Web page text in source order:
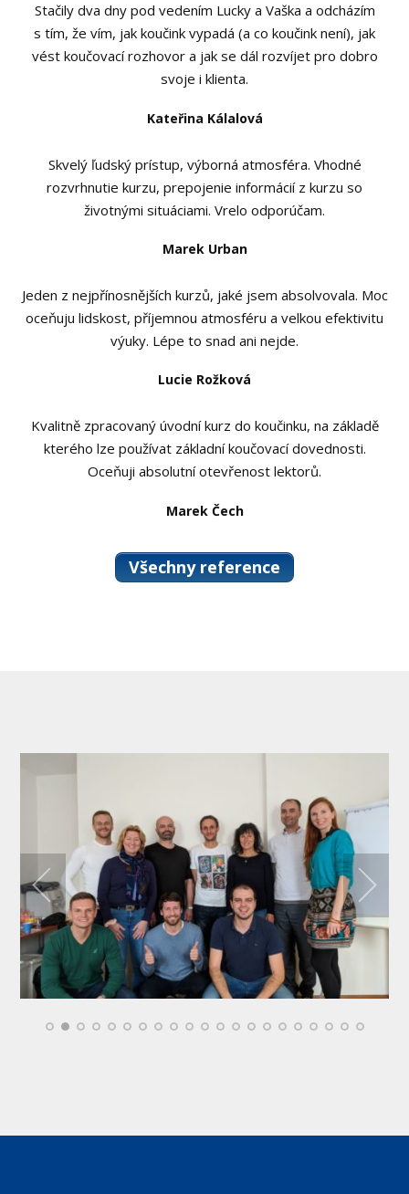
Stačily dva dny pod vedením Lucky a Vaška a odcházím
s tím, že vím, jak koučink vypadá (a co koučink není), jak
vést koučovací rozhovor a jak se dál rozvíjet pro dobro
svoje i klienta.
Kateřina Kálalová
Skvelý ľudský prístup, výborná atmosféra. Vhodné
rozvrhnutie kurzu, prepojenie informácií z kurzu so
životnými situáciami. Vrelo odporúčam.
Marek Urban
Jeden z nejpřínosnějších kurzů, jaké jsem absolvovala. Moc
oceňuju lidskost, příjemnou atmosféru a velkou efektivitu
výuky. Lépe to snad ani nejde.
Lucie Rožková
Kvalitně zpracovaný úvodní kurz do koučinku, na základě
kterého lze používat základní koučovací dovednosti.
Oceňuji absolutní otevřenost lektorů.
Marek Čech
Všechny reference